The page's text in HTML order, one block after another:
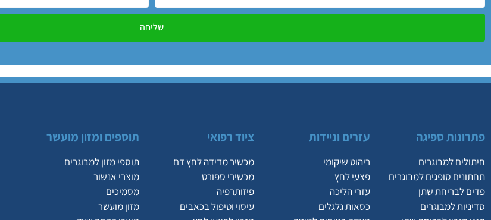
שליחה
פתרונות ספיגה
חיתולים למבוגרים
תחתונים סופגים למבוגרים
פדים לבריחת שתן
סדיניות למבוגרים
עזרים וניידות
ריהוט שיקומי
פצעי לחץ
עזרי הליכה
כסאות גלגלים
ציוד רפואי
מכשיר מדידה לחץ דם
מכשירי ספורט
פיזותרפיה
עיסוי וטיפול בכאבים
תוספים ומזון מועשר
תוספי מזון למבוגרים
מוצרי אנשור
מסמיכים
מזון מועשר